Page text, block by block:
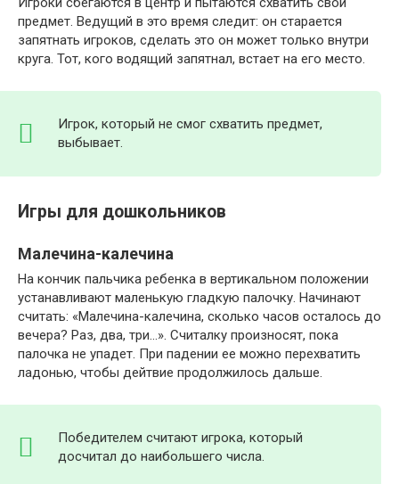
предмет. Ведущий в это время следит: он старается
запятнать игроков, сделать это он может только внутри
круга. Тот, кого водящий запятнал, встает на его место.
Игрок, который не смог схватить предмет,
выбывает.
Игры для дошкольников
Малечина-калечина
На кончик пальчика ребенка в вертикальном положении
устанавливают маленькую гладкую палочку. Начинают
считать: «Малечина-калечина, сколько часов осталось до
вечера? Раз, два, три…». Считалку произносят, пока
палочка не упадет. При падении ее можно перехватить
ладонью, чтобы дейтвие продолжилось дальше.
Победителем считают игрока, который
досчитал до наибольшего числа.